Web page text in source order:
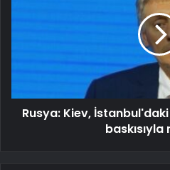
Rusya: Kiev,